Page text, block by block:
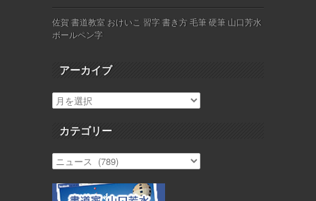
佐賀 書道教室 おけいこ 習字 書き方 毛筆 硬筆 山口芳水
ボールペン字
アーカイブ
カテゴリー